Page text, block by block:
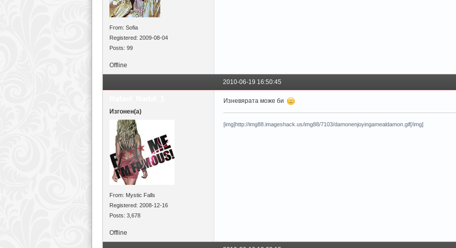
From: Sofia
Registered: 2009-08-04
Posts: 99
Offline
2010-06-19 16:50:45
Изгонен(а)
From: Mystic Falls
Registered: 2008-12-16
Posts: 3,678
Изневярата може би
[img]http://img88.imageshack.us/img88/7103/damonenjoyingamealdamon.gif[/img]
Offline